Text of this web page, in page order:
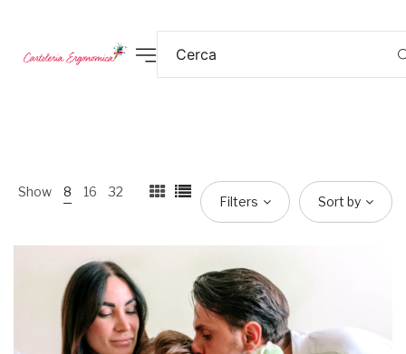
Show 8 16 32
Filters Sort by